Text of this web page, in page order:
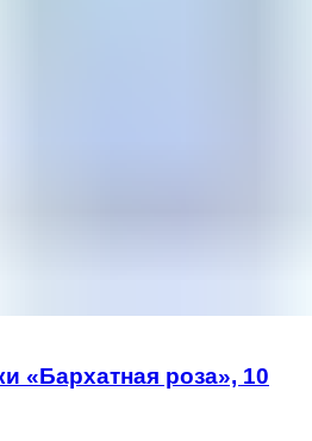
«Бархатная роза», 10